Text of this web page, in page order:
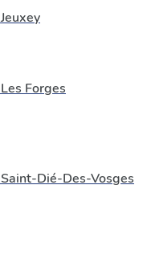
Jeuxey
Les Forges
Saint-Dié-Des-Vosges